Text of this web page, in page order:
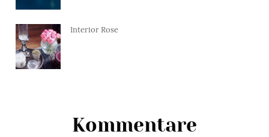
Interior Rose
Kommentare